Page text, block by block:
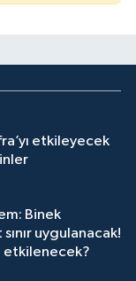
etkileyecek
Binek
uygulanacak!
etkilenecek?